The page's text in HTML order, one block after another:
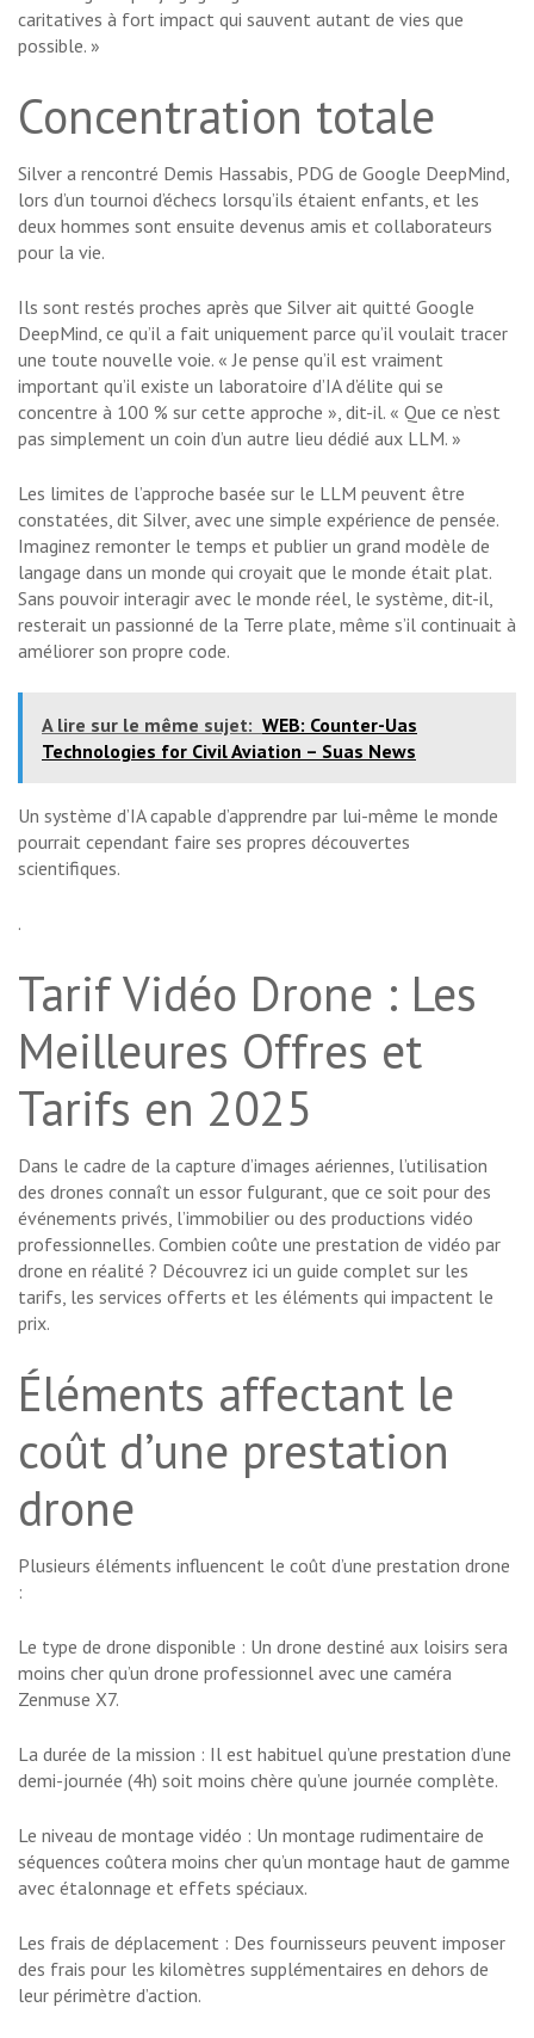
caritatives à fort impact qui sauvent autant de vies que
possible. »
Concentration totale
Silver a rencontré Demis Hassabis, PDG de Google DeepMind,
lors d’un tournoi d’échecs lorsqu’ils étaient enfants, et les
deux hommes sont ensuite devenus amis et collaborateurs
pour la vie.
Ils sont restés proches après que Silver ait quitté Google
DeepMind, ce qu’il a fait uniquement parce qu’il voulait tracer
une toute nouvelle voie. « Je pense qu’il est vraiment
important qu’il existe un laboratoire d’IA d’élite qui se
concentre à 100 % sur cette approche », dit-il. « Que ce n’est
pas simplement un coin d’un autre lieu dédié aux LLM. »
Les limites de l’approche basée sur le LLM peuvent être
constatées, dit Silver, avec une simple expérience de pensée.
Imaginez remonter le temps et publier un grand modèle de
langage dans un monde qui croyait que le monde était plat.
Sans pouvoir interagir avec le monde réel, le système, dit-il,
resterait un passionné de la Terre plate, même s’il continuait à
améliorer son propre code.
A lire sur le même sujet: WEB: Counter-Uas
Technologies for Civil Aviation – Suas News
Un système d’IA capable d’apprendre par lui-même le monde
pourrait cependant faire ses propres découvertes
scientifiques.
.
Tarif Vidéo Drone : Les
Meilleures Offres et
Tarifs en 2025
Dans le cadre de la capture d’images aériennes, l’utilisation
des drones connaît un essor fulgurant, que ce soit pour des
événements privés, l’immobilier ou des productions vidéo
professionnelles. Combien coûte une prestation de vidéo par
drone en réalité ? Découvrez ici un guide complet sur les
tarifs, les services offerts et les éléments qui impactent le
prix.
Éléments affectant le
coût d’une prestation
drone
Plusieurs éléments influencent le coût d’une prestation drone
:
Le type de drone disponible : Un drone destiné aux loisirs sera
moins cher qu’un drone professionnel avec une caméra
Zenmuse X7.
La durée de la mission : Il est habituel qu’une prestation d’une
demi-journée (4h) soit moins chère qu’une journée complète.
Le niveau de montage vidéo : Un montage rudimentaire de
séquences coûtera moins cher qu’un montage haut de gamme
avec étalonnage et effets spéciaux.
Les frais de déplacement : Des fournisseurs peuvent imposer
des frais pour les kilomètres supplémentaires en dehors de
leur périmètre d’action.